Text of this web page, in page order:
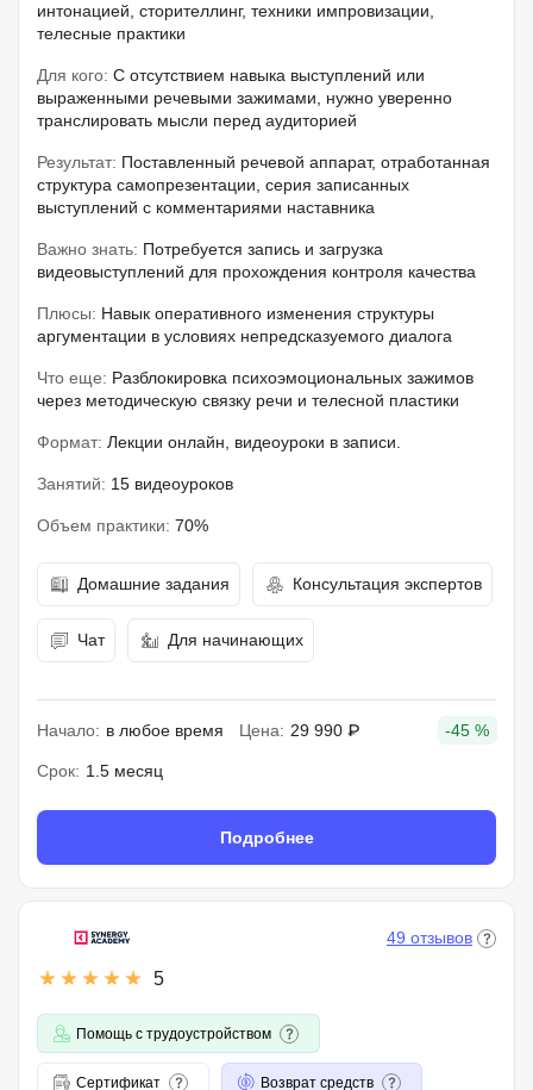
интонацией, сторителлинг, техники импровизации,
телесные практики
Для кого: С отсутствием навыка выступлений или
выраженными речевыми зажимами, нужно уверенно
транслировать мысли перед аудиторией
Результат: Поставленный речевой аппарат, отработанная
структура самопрезентации, серия записанных
выступлений с комментариями наставника
Важно знать: Потребуется запись и загрузка
видеовыступлений для прохождения контроля качества
Плюсы: Навык оперативного изменения структуры
аргументации в условиях непредсказуемого диалога
Что еще: Разблокировка психоэмоциональных зажимов
через методическую связку речи и телесной пластики
Формат: Лекции онлайн, видеоуроки в записи.
Занятий: 15 видеоуроков
Объем практики: 70%
Домашние задания Консультация экспертов
Чат Для начинающих
Начало: в любое время Цена: 29 990 ₽ -45 %
Срок: 1.5 месяц
Подробнее
5
49 отзывов
Помощь с трудоустройством
Сертификат Возврат средств